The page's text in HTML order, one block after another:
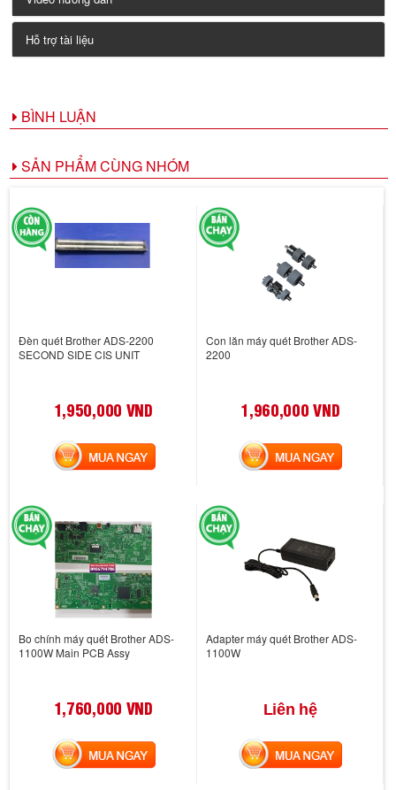
Hỗ trợ tài liệu
BÌNH LUẬN
SẢN PHẨM CÙNG NHÓM
Đèn quét Brother ADS-2200
SECOND SIDE CIS UNIT
1,950,000 VND
MUA NGAY
Con lăn máy quét Brother ADS-
2200
1,960,000 VND
MUA NGAY
Bo chính máy quét Brother ADS-
1100W Main PCB Assy
1,760,000 VND
MUA NGAY
Adapter máy quét Brother ADS-
1100W
Liên hệ
MUA NGAY